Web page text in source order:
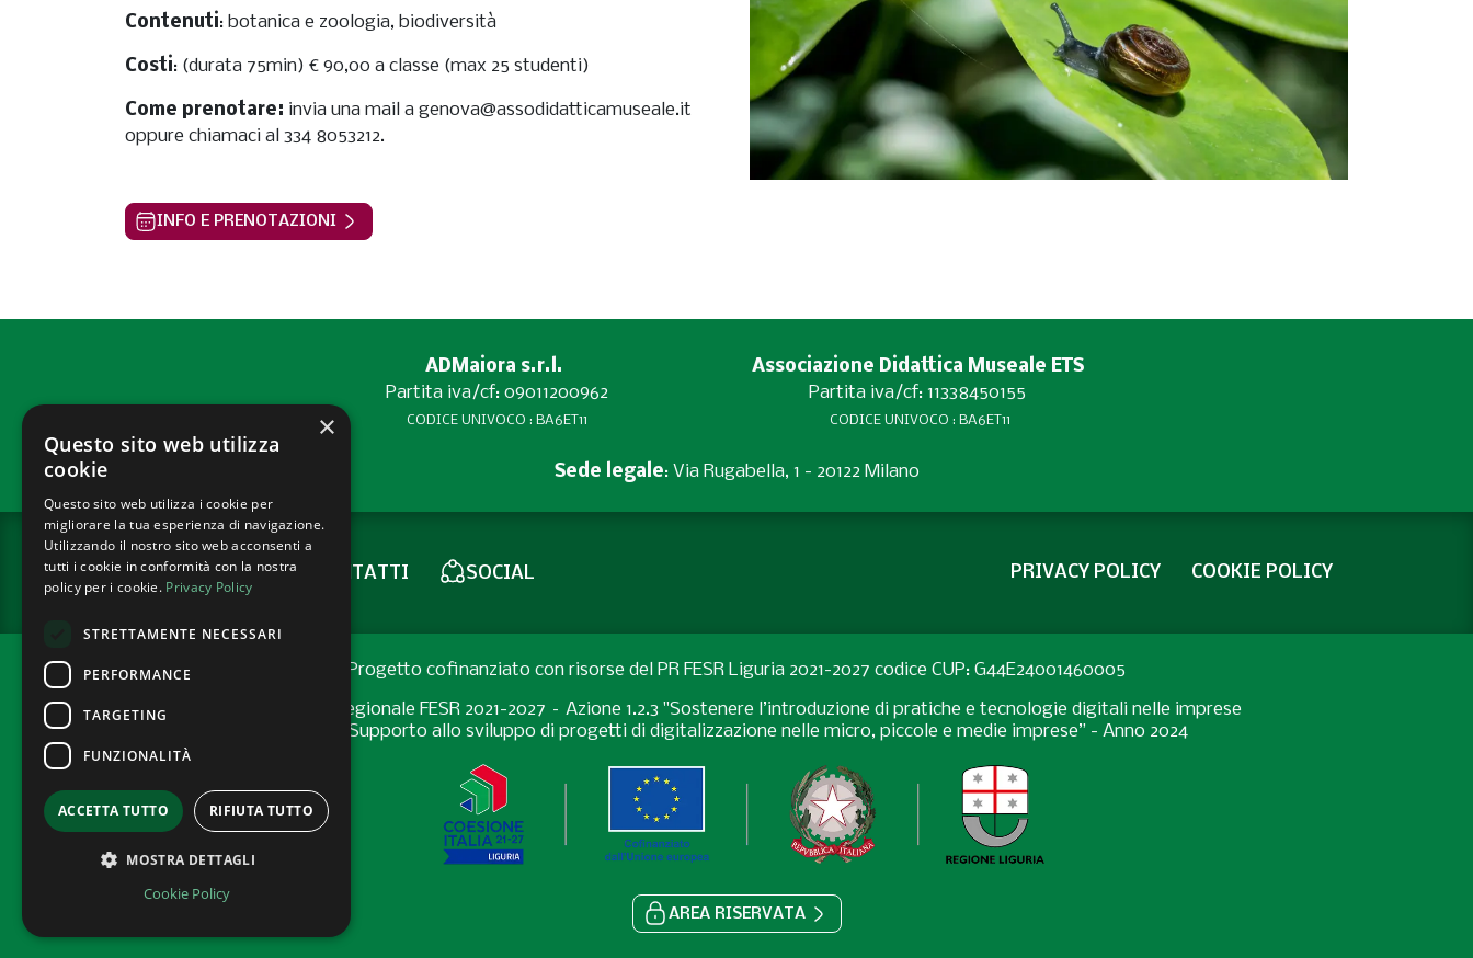
Contenuti: botanica e zoologia, biodiversità
Costi: (durata 75min) € 90,00 a classe (max 25 studenti)
Come prenotare: invia una mail a genova@assodidatticamuseale.it
oppure chiamaci al 334 8053212.
INFO E PRENOTAZIONI
ADMaiora s.r.l.
Partita iva/cf: 09011200962
CODICE UNIVOCO : BA6ET11
Associazione Didattica Museale ETS
Partita iva/cf: 11338450155
CODICE UNIVOCO : BA6ET11
Sede legale: Via Rugabella, 1 - 20122 Milano
NEWSLETTER CONTATTI SOCIAL PRIVACY POLICY COOKIE POLICY
Progetto cofinanziato con risorse del PR FESR Liguria 2021-2027 codice CUP: G44E24001460005
Programma Regionale FESR 2021-2027 – Azione 1.2.3 "Sostenere l’introduzione di pratiche e tecnologie digitali nelle imprese
Bando “Supporto allo sviluppo di progetti di digitalizzazione nelle micro, piccole e medie imprese” - Anno 2024
AREA RISERVATA
×
Questo sito web utilizza
cookie
Questo sito web utilizza i cookie per
migliorare la tua esperienza di navigazione.
Utilizzando il nostro sito web acconsenti a
tutti i cookie in conformità con la nostra
policy per i cookie. Privacy Policy
STRETTAMENTE NECESSARI
PERFORMANCE
TARGETING
FUNZIONALITÀ
ACCETTA TUTTO RIFIUTA TUTTO
MOSTRA DETTAGLI
Cookie Policy